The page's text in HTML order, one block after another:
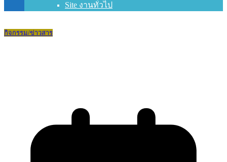
Site งานทั่วไป
กิจกรรม/ข่าวสาร